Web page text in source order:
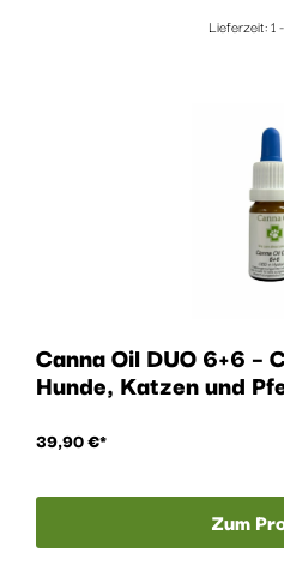
Lieferzeit:1
Canna Oil DUO 6+6 –
Hunde, Katzen und
39,90€
Zum